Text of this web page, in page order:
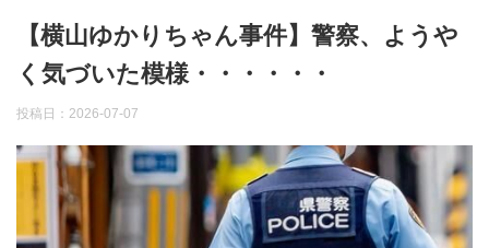
【横山ゆかりちゃん事件】警察、ようや
く気づいた模様・・・・・・
投稿日： 2026-07-07